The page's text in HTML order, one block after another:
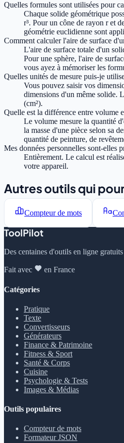
Quelles formules sont utilisées pour
Chaque solide géométrique
r³. Pour un cône de rayon r et
géométrie euclidienne sont
Comment calculer l'aire de surface
L'aire de surface totale d'un
Pour une sphère, l'aire de
vous ayez à mémoriser les
Quelles unités de mesure puis-je
Vous pouvez saisir vos
dimensions d'un même solide.
(cm²).
Quelle est la différence entre volume
Le volume mesure la quantité
la masse d'une pièce selon sa
quantité de peinture, de
Mes données personnelles sont-elles
Entièrement. Le calcul est
votre appareil.
Autres outils qui
Compteur de mots
ToolPilot
Des centaines d'outils en ligne
Fait avec en France
Catégories
Pratique
Texte
Convertisseurs
Générateurs
Finance & Patrimoine
Fitness & Sport
Santé & Corps
Cuisine
Psychologie & Tests
Images & Médias
Outils populaires
Compteur de mots
Formateur JSON